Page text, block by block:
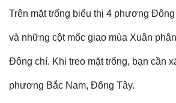
Trên mặt trống biểu thị 4 phương
và những cột mốc giao mùa Xuân
Đông chí. Khi treo mặt trống, bạn cần
phương Bắc Nam, Đông Tây.